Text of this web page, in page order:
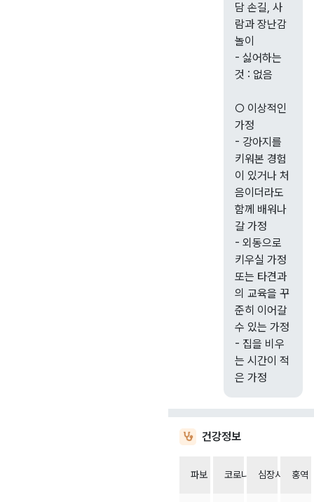
담 손길, 사
람과 장난감
놀이
- 싫어하는
것 : 없음
○ 이상적인
가정
- 강아지를
키워본 경험
이 있거나 처
음이더라도
함께 배워나
갈 가정
- 외동으로
키우실 가정
또는 타견과
의 교육을 꾸
준히 이어갈
수 있는 가정
- 집을 비우
는 시간이 적
건강정보
파보 코로나 심장사상충홍역